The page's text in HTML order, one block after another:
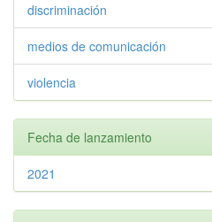
discriminación
medios de comunicación
violencia
Fecha de lanzamiento
2021